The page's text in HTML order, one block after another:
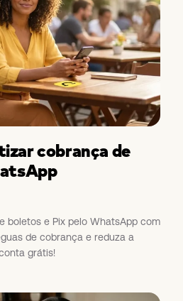
cobrança de
boletos e Pix pelo WhatsApp com
de cobrança e reduza a
grátis!